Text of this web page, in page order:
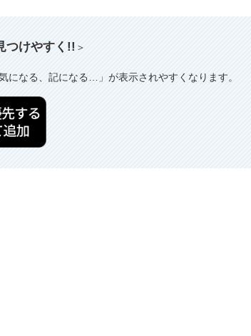
つけやすく!! ＞
になる、記になる…」が表示されやすくなります。